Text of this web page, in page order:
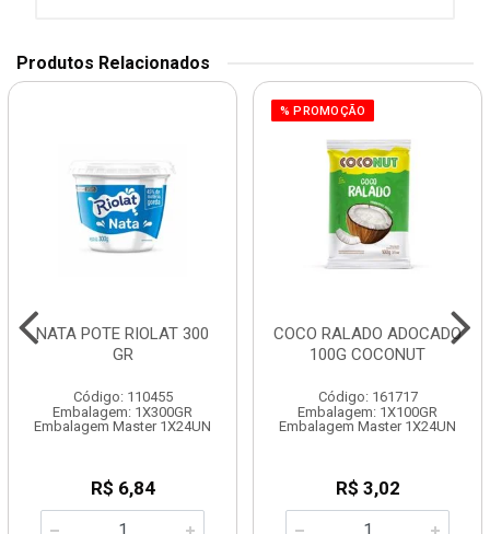
Produtos Relacionados
NATA POTE RIOLAT 300
GR
Código: 110455
Embalagem: 1X300GR
Embalagem Master 1X24UN
R$ 6,84
% PROMOÇÃO
COCO RALADO ADOCADO
100G COCONUT
Código: 161717
Embalagem: 1X100GR
Embalagem Master 1X24UN
R$ 3,02